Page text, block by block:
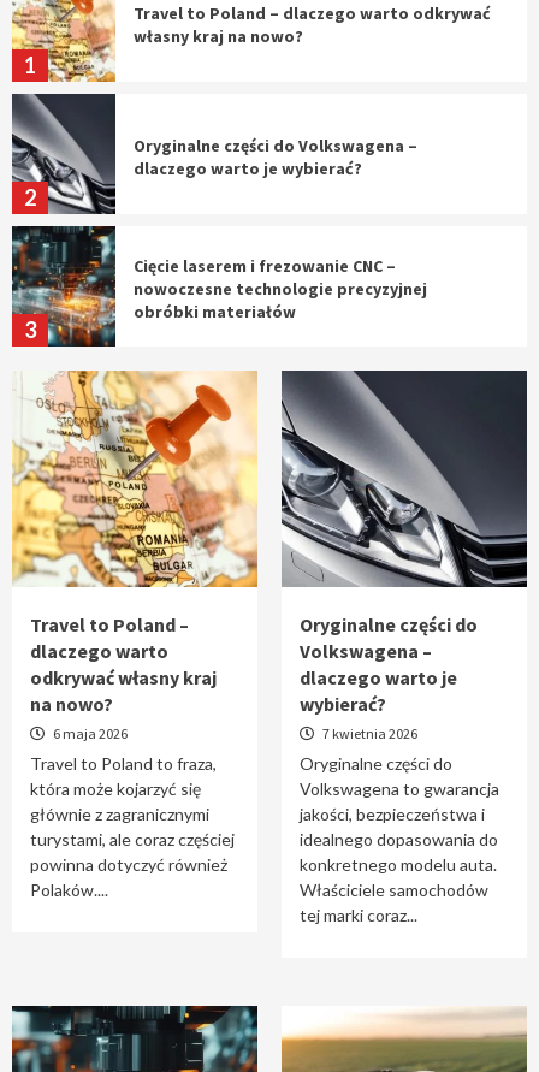
1
Travel to Poland – dlaczego warto odkrywać
własny kraj na nowo?
2
Oryginalne części do Volkswagena –
dlaczego warto je wybierać?
3
Cięcie laserem i frezowanie CNC –
nowoczesne technologie precyzyjnej
obróbki materiałów
4
Czy sztuczna inteligencja wyprze pracę
geodety w przyszłości?
5
Tworzenie aplikacji internetowych – jak
powstają nowoczesne rozwiązania cyfrowe
1
Travel to Poland – dlaczego warto odkrywać
własny kraj na nowo?
2
Oryginalne części do Volkswagena –
dlaczego warto je wybierać?
Cięcie laserem i frezowanie CNC –
Travel to Poland –
dlaczego warto
odkrywać własny kraj
na nowo?
6 maja 2026
Travel to Poland to fraza,
która może kojarzyć się
głównie z zagranicznymi
turystami, ale coraz częściej
powinna dotyczyć również
Polaków....
Oryginalne części do
Volkswagena –
dlaczego warto je
wybierać?
7 kwietnia 2026
Oryginalne części do
Volkswagena to gwarancja
jakości, bezpieczeństwa i
idealnego dopasowania do
konkretnego modelu auta.
Właściciele samochodów
tej marki coraz...